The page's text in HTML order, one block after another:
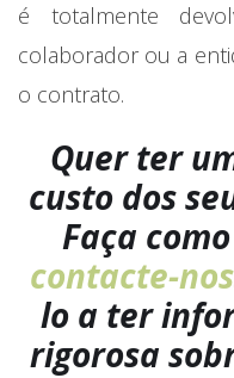
é totalmente
colaborador ou a
o contrato.
Quer ter
custo dos
Faça
contacte-nos
lo a ter
rigorosa